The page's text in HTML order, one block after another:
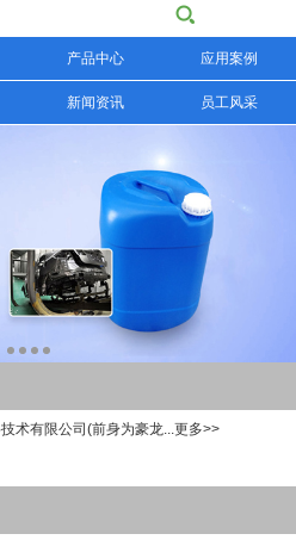
产品中心 应用案例
新闻资讯 员工风采
术有限公司(前身为豪龙...更多>>
搜索